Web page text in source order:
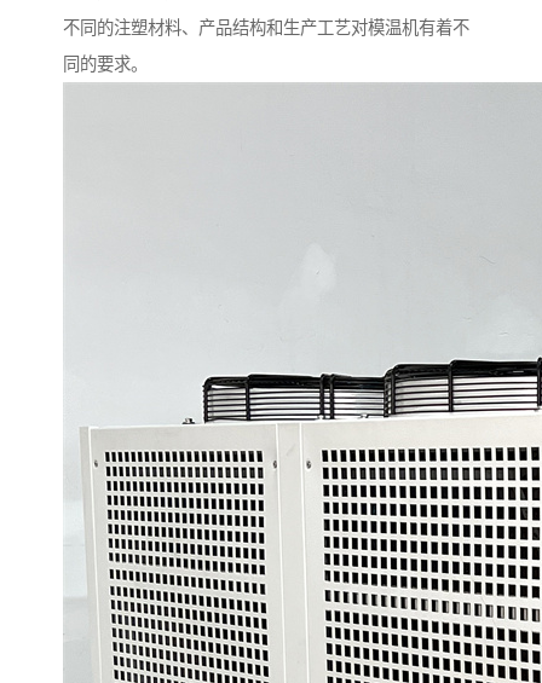
不同的注塑材料、产品结构和生产工艺对模温机有着不
同的要求。